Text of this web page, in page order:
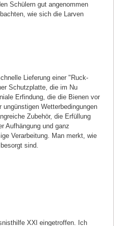
Schülern gut angenommen
wie sich die Larven
Lieferung einer "Ruck-
Schutzplatte, die im Nu
Erfindung, die die Bienen vor
Wetterbedingungen
Zubehör, die Erfüllung
Aufhängung und ganz
Verarbeitung. Man merkt, wie
sind.
XXl eingetroffen. Ich